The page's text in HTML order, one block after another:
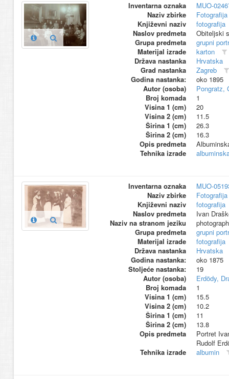
Inventarna oznaka
MUO-
Naziv zbirke
Književni naziv
fotografija
Naslov predmeta
Obiteljski
Grupa predmeta
grupni
Materijal izrade
karton
Država nastanka
Hrvatska
Grad nastanka
Zagreb
Godina nastanka:
oko 1895
Autor (osoba)
Pongratz,
Broj komada
1
Visina 1 (cm)
20
Visina 2 (cm)
11.5
Širina 1 (cm)
26.3
Širina 2 (cm)
16.3
Opis predmeta
Tehnika izrade
Inventarna oznaka
MUO-
Naziv zbirke
Književni naziv
fotografija
Naslov predmeta
Ivan
Naziv na stranom jeziku
Grupa predmeta
grupni
Materijal izrade
fotografija
Država nastanka
Hrvatska
Godina nastanka:
oko 1875
Stoljeće nastanka:
19
Autor (osoba)
Erdödy,
Broj komada
1
Visina 1 (cm)
15.5
Visina 2 (cm)
10.2
Širina 1 (cm)
11
Širina 2 (cm)
13.8
Opis predmeta
Portret
Rudolf
Tehnika izrade
albumin